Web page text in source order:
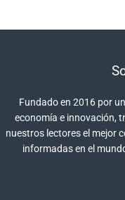
Fundado en 2016 por
economía e innovación,
nuestros lectores el mejor
informadas en el